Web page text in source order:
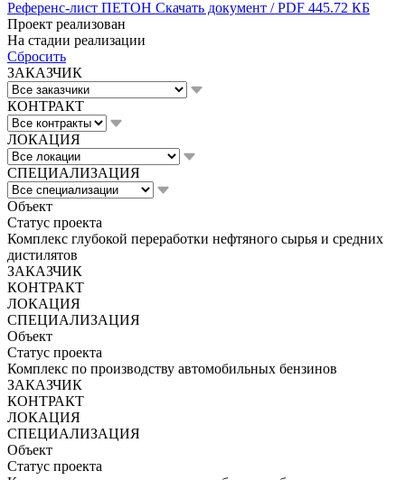
Референс-лист ПЕТОН Скачать документ / PDF 445.72 КБ
Проект реализован
На стадии реализации
Сбросить
ЗАКАЗЧИК
КОНТРАКТ
ЛОКАЦИЯ
СПЕЦИАЛИЗАЦИЯ
Объект
Статус проекта
Комплекс глубокой переработки нефтяного сырья и средних
дистилятов
ЗАКАЗЧИК
КОНТРАКТ
ЛОКАЦИЯ
СПЕЦИАЛИЗАЦИЯ
Объект
Статус проекта
Комплекс по производству автомобильных бензинов
ЗАКАЗЧИК
КОНТРАКТ
ЛОКАЦИЯ
СПЕЦИАЛИЗАЦИЯ
Объект
Статус проекта